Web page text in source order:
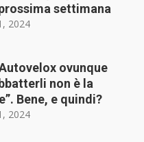
settimana
2024
ovunque
non è la
Bene, e quindi?
2024